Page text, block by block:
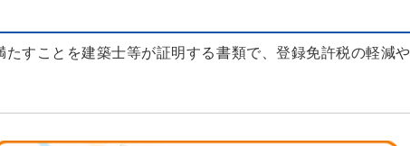
すことを建築士等が証明する書類で、登録免許税の軽減